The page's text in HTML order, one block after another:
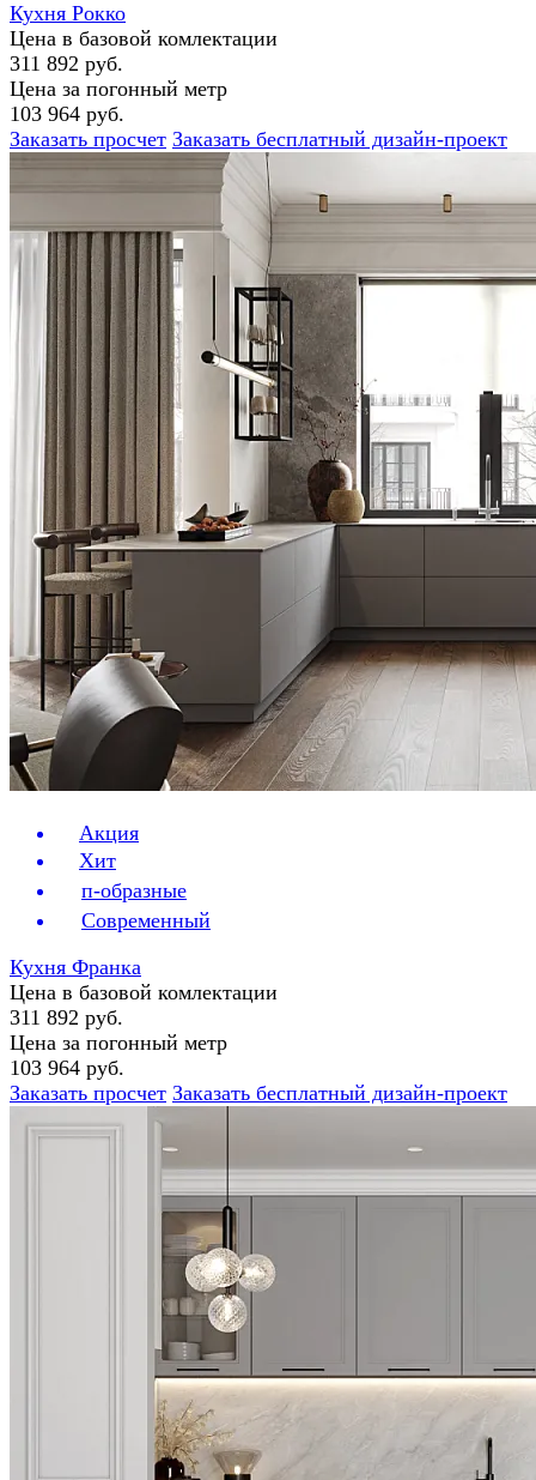
Кухня Рокко
Цена в базовой комлектации
311 892 руб.
Цена за погонный метр
103 964 руб.
Заказать просчет Заказать бесплатный дизайн-проект
Акция
Хит
п-образные
Современный
Кухня Франка
Цена в базовой комлектации
311 892 руб.
Цена за погонный метр
103 964 руб.
Заказать просчет Заказать бесплатный дизайн-проект